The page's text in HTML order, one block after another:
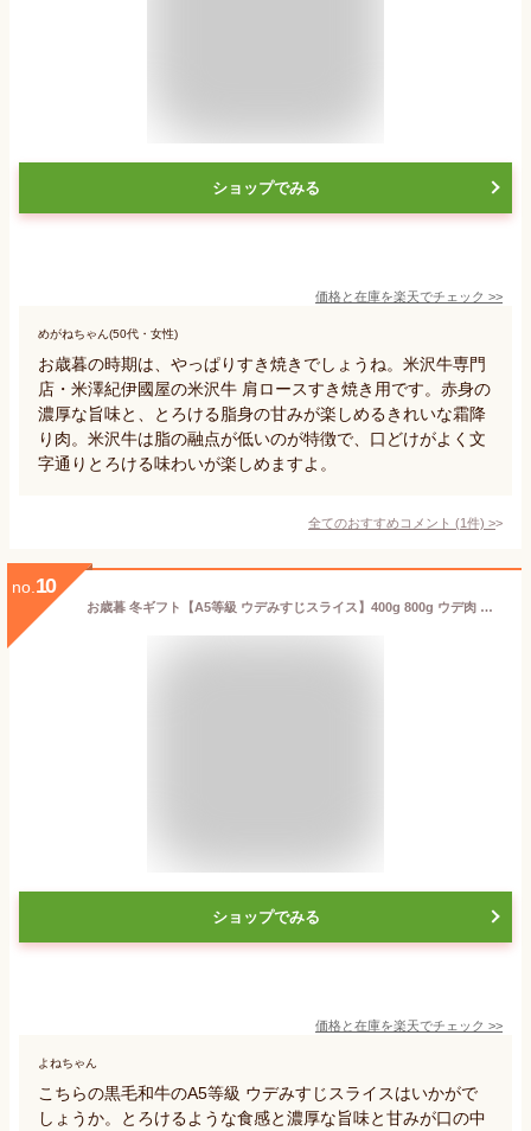
ショップでみる
価格と在庫を楽天でチェック >>
めがねちゃん(50代・女性)
お歳暮の時期は、やっぱりすき焼きでしょうね。米沢牛専門
店・米澤紀伊國屋の米沢牛 肩ロースすき焼き用です。赤身の
濃厚な旨味と、とろける脂身の甘みが楽しめるきれいな霜降
り肉。米沢牛は脂の融点が低いのが特徴で、口どけがよく文
字通りとろける味わいが楽しめますよ。
全てのおすすめコメント (1件) >
no. 10
お歳暮 冬ギフト【A5等級 ウデみすじスライス】400g 800g ウデ肉 牛肉 肉 黒毛和牛 A5ランク すき焼き しゃぶしゃぶ すきやき すき焼き肉 和牛 高級肉 お肉 高級 焼肉 お取り寄せグルメ 父の日 御中元 お肉ギフト プレゼント お祝い 贈り物 ギフト風呂敷無料
ショップでみる
価格と在庫を楽天でチェック >>
よねちゃん
こちらの黒毛和牛のA5等級 ウデみすじスライスはいかがで
しょうか。とろけるような食感と濃厚な旨味と甘みが口の中